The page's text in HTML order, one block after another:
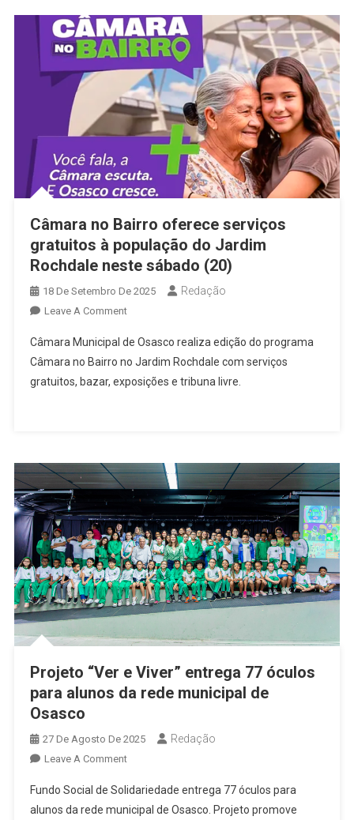
Presentes
Para
Todas
As
Crianças
Da
Cidade
Câmara no Bairro oferece serviços
gratuitos à população do Jardim
Rochdale neste sábado (20)
18 De Setembro De 2025 Redação
Leave A CommentOn
No
Bairro
Oferece
Do
Jardim
Neste
Sábado
(20)
Câmara Municipal de Osasco realiza edição do programa
Câmara no Bairro no Jardim Rochdale com serviços
gratuitos, bazar, exposições e tribuna livre.
Projeto “Ver e Viver” entrega 77 óculos
para alunos da rede municipal de
Osasco
27 De Agosto De 2025 Redação
Leave A CommentOn
“Ver
E
Fundo Social de Solidariedade entrega 77 óculos para
alunos da rede municipal de Osasco. Projeto promove